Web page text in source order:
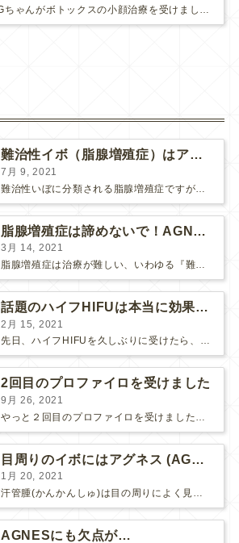
友人Gちゃんがボトックスの小顔治療を受けました。Gちゃんは、スラ～ッと背が高くて、お洒落で、モデルさんのようにカッコ良い女性で…
難治性イボ（脂腺増殖症）はアグネスAGNESが効果的です！
7月 9, 2021
脂腺増殖症は諦めないで！AGNESアグネス治療でツルツル肌に！
3月 14, 2021
脂腺増殖症は治療が難しい、いわゆる『難治性イボ』です。 脂腺増殖症でググると、治療法として液体窒素、メスやパンチングによる外科的切除、炭酸ガスレーザーなどが出て来ますが、実際のところ、液体窒...
話題のハイフHIFUは本当に効果があるのか？
2月 15, 2021
先日、ハイフHIFUを久しぶりに受けたら、顔の調子がとても良い感じです♪ 私はハイフHIFU後はいつも３日位、人には気付かれない程度に軽く腫れて、その後、グングンと顔が引き締まります。 ...
2回目のプロファイロを受けました
9月 26, 2021
目周りのイボにはアグネス (AGNES）が効く！（ほぼ）ノーダウンタイムのイボ治療
1月 20, 2021
汗管腫(かんかんしゅ)は目の周りによく見られるいぼです。 以前は炭酸ガスレーザーでイボ組織を削って（蒸散とかアブレーションと言います）治療していました。 汗管腫は治療しても再発しやすい難治...
AGNESにも欠点が…